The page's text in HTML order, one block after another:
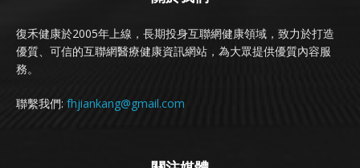
復禾健康於2005年上線，長期投身互聯網健康領域，致力於打造
優質、可信的互聯網醫療健康資訊網站，為大眾提供優質內容服
務。
聯繫我們: fhjiankang@gmail.com